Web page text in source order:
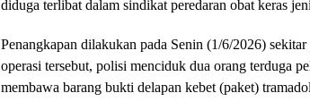
diduga terlibat dalam sindikat peredaran obat keras
​Penangkapan dilakukan pada Senin (1/6/2026)
operasi tersebut, polisi menciduk dua orang terduga
membawa barang bukti delapan kebet (paket) tramadol